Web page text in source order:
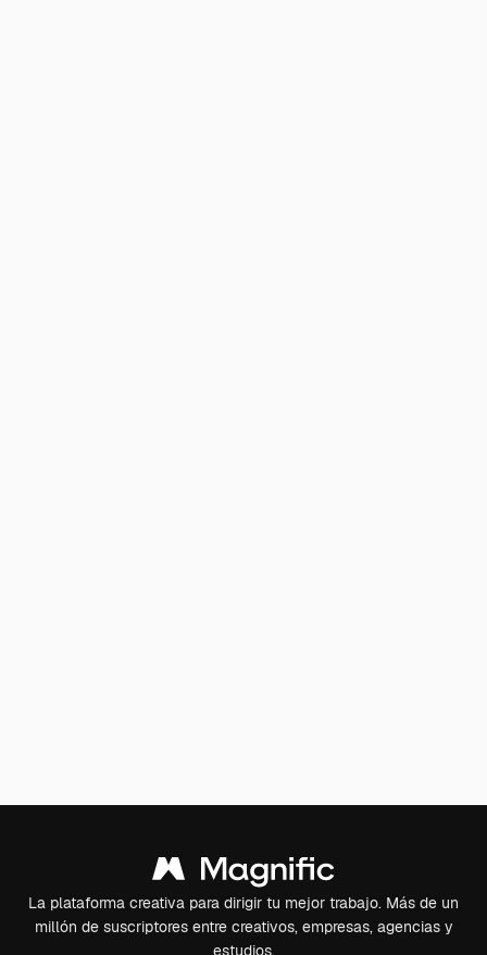
La plataforma creativa para dirigir tu mejor trabajo. Más de un
millón de suscriptores entre creativos, empresas, agencias y
estudios.